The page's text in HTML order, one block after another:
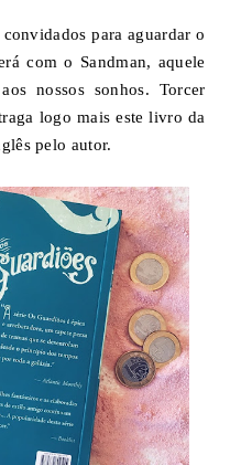
para aguardar o
com o Sandman, aquele
nossos sonhos. Torcer
logo mais este livro da
pelo autor.